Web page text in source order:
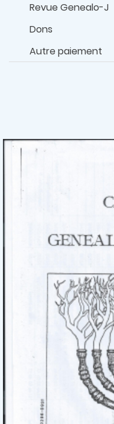
Revue Genealo-J
Dons
Autre paiement